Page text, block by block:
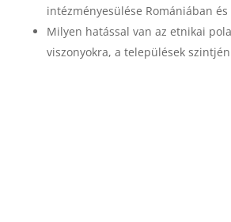
intézményesülése Romániában és
Milyen hatással van az etnikai
viszonyokra, a települések